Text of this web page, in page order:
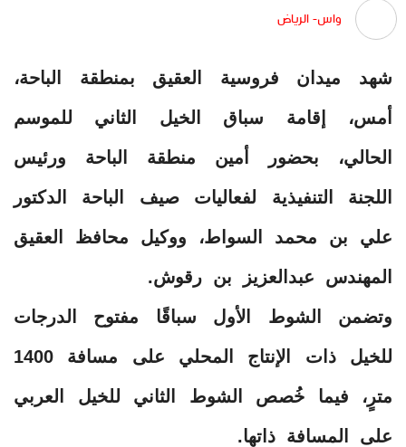
واس- الرياض
شهد ميدان فروسية العقيق بمنطقة الباحة،
أمس، إقامة سباق الخيل الثاني للموسم
الحالي، بحضور أمين منطقة الباحة ورئيس
اللجنة التنفيذية لفعاليات صيف الباحة الدكتور
علي بن محمد السواط، ووكيل محافظ العقيق
المهندس عبدالعزيز بن رقوش.
وتضمن الشوط الأول سباقًا مفتوح الدرجات
للخيل ذات الإنتاج المحلي على مسافة 1400
مترٍ، فيما خُصص الشوط الثاني للخيل العربي
على المسافة ذاتها.